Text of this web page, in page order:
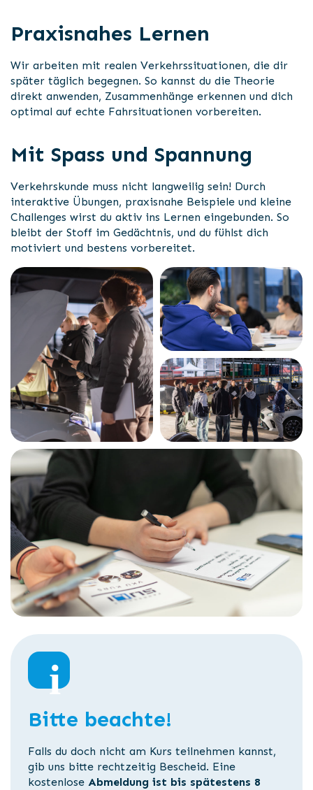
Praxisnahes Lernen
Wir arbeiten mit realen Verkehrssituationen, die dir
später täglich begegnen. So kannst du die Theorie
direkt anwenden, Zusammenhänge erkennen und dich
optimal auf echte Fahrsituationen vorbereiten.
Mit Spass und Spannung
Verkehrskunde muss nicht langweilig sein! Durch
interaktive Übungen, praxisnahe Beispiele und kleine
Challenges wirst du aktiv ins Lernen eingebunden. So
bleibt der Stoff im Gedächtnis, und du fühlst dich
motiviert und bestens vorbereitet.
Bitte beachte!
Falls du doch nicht am Kurs teilnehmen kannst,
gib uns bitte rechtzeitig Bescheid. Eine
kostenlose Abmeldung ist bis spätestens 8